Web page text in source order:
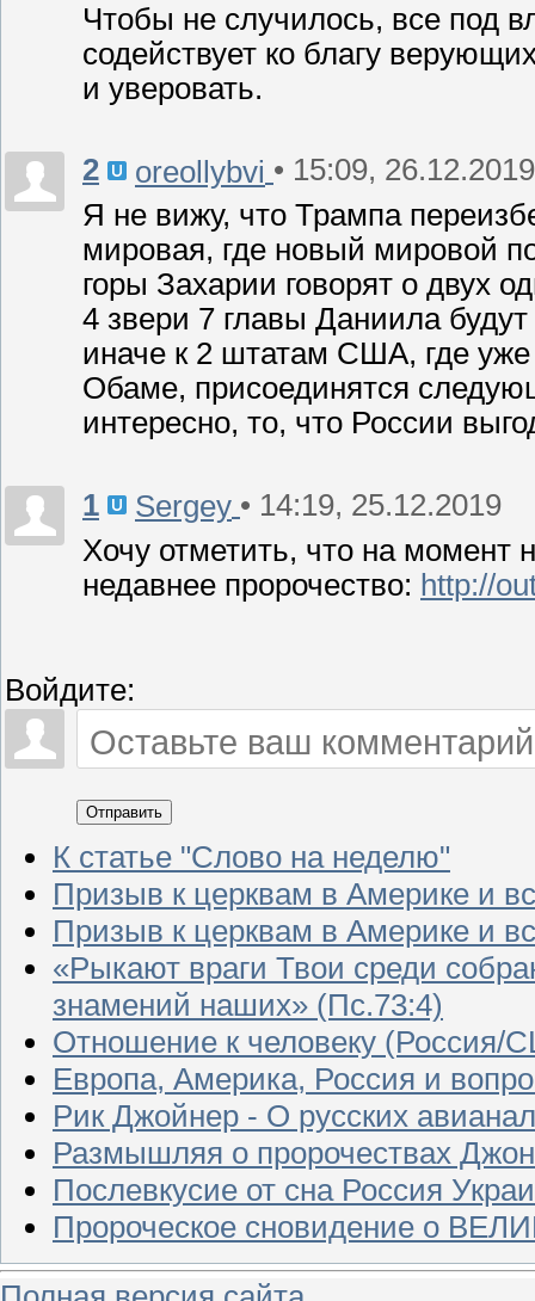
Чтобы не случилось, все под
содействует ко благу
и уверовать.
2 oreollybvi • 15:09, 26.12.2019
Я не вижу, что Трампа
мировая, где новый мировой
горы Захарии говорят о двух
4 звери 7 главы Даниила
иначе к 2 штатам США, где
Обаме, присоединятся
интересно, то, что России
1 Sergey • 14:19, 25.12.2019
Хочу отметить, что на момент
недавнее пророчество: http://
Войдите:
Отправить
К статье "Слово на неделю"
Призыв к церквам в Америке и
Призыв к церквам в Америке и
«Рыкают враги Твои среди
знамений наших» (Пс.73:4)
Отношение к человеку (Россия/
Европа, Америка, Россия и
Рик Джойнер - О русских
Размышляя о пророчествах
Послевкусие от сна Россия
Пророческое сновидение о